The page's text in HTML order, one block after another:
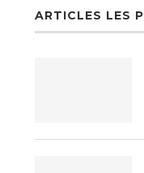
ARTICLES LES